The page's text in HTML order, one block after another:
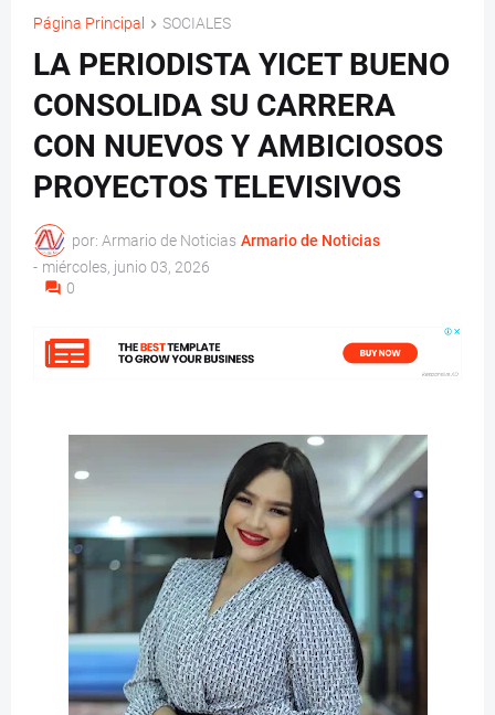
Página Principal SOCIALES
LA PERIODISTA YICET BUENO
CONSOLIDA SU CARRERA
CON NUEVOS Y AMBICIOSOS
PROYECTOS TELEVISIVOS
por: Armario de Noticias Armario de Noticias
- miércoles, junio 03, 2026
0